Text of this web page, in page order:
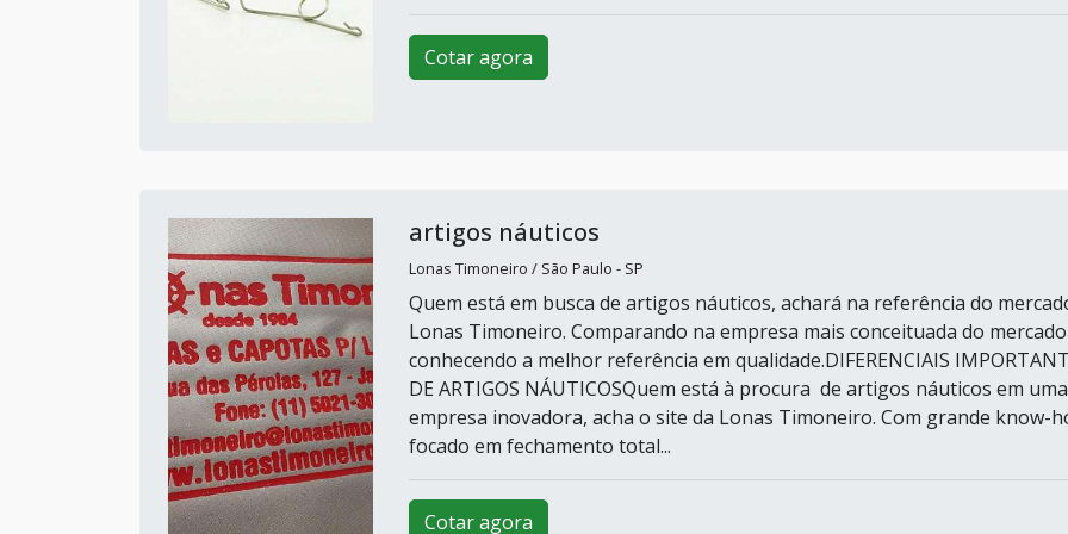
Cotar agora
artigos náuticos
Lonas Timoneiro / São Paulo - SP
Quem está em busca de artigos náuticos, achará na referência do
Lonas Timoneiro. Comparando na empresa mais conceituada do
conhecendo a melhor referência em qualidade.DIFERENCIAIS
DE ARTIGOS NÁUTICOSQuem está à procura de artigos náuticos em uma
empresa inovadora, acha o site da Lonas Timoneiro. Com grande know-
focado em fechamento total...
Cotar agora